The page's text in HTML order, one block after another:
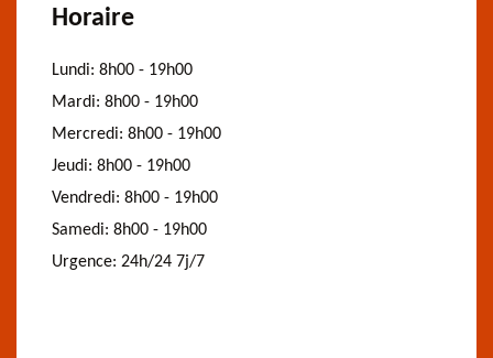
Horaire
Lundi: 8h00 - 19h00
Mardi: 8h00 - 19h00
Mercredi: 8h00 - 19h00
Jeudi: 8h00 - 19h00
Vendredi: 8h00 - 19h00
Samedi: 8h00 - 19h00
Urgence: 24h/24 7j/7